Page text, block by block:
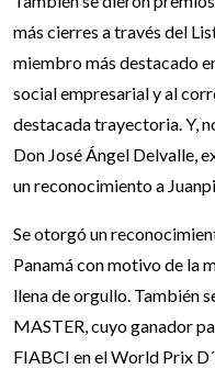
más cierres a través del
miembro más destacado
social empresarial y al
destacada trayectoria. Y,
Don José Ángel Delvalle,
un reconocimiento a
Se otorgó un
Panamá con motivo de la
llena de orgullo. También
MASTER, cuyo ganador
FIABCI en el World Prix